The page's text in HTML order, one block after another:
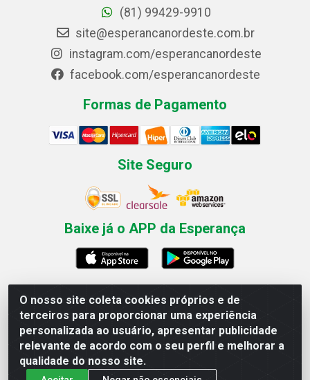
O nosso site coleta cookies próprios e de
terceiros para proporcionar uma experiência
personalizada ao usuário, apresentar publicidade
relevante de acordo com o seu perfil e melhorar a
qualidade do nosso site.
(81) 99429-9910
site@esperancanordeste.com.br
instagram.com/esperancanordeste
facebook.com/esperancanordeste
Formas de Pagamento
Site Seguro
Baixe já o APP da Esperança
Esperança Nordeste - Rua Professor Caldas Filho, 291 -
Estância - Recife / PE CEP: 50771-335 - CNPJ
03.666.136/0001-23